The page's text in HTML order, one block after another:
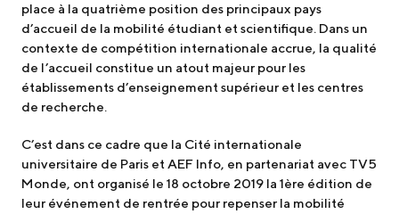
place à la quatrième position des principaux pays
d’accueil de la mobilité étudiant et scientifique. Dans un
contexte de compétition internationale accrue, la qualité
de l’accueil constitue un atout majeur pour les
établissements d’enseignement supérieur et les centres
de recherche.
C’est dans ce cadre que la Cité internationale
universitaire de Paris et AEF Info, en partenariat avec TV5
Monde, ont organisé le 18 octobre 2019 la 1ère édition de
leur événement de rentrée pour repenser la mobilité